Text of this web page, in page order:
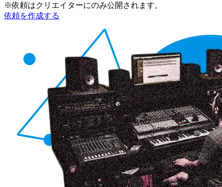
※依頼はクリエイターにのみ公開されます。
依頼を作成する